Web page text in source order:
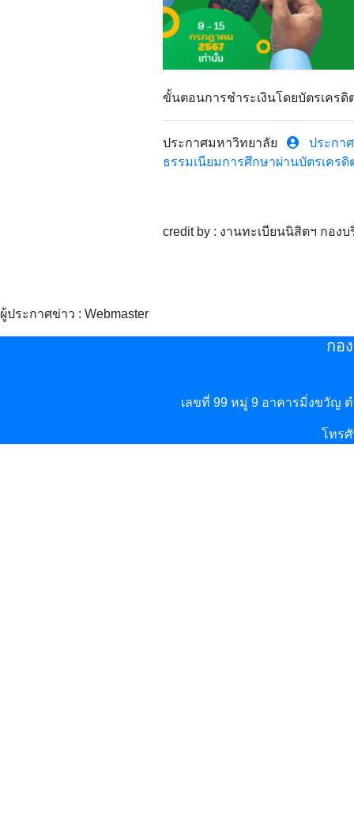
ขั้นตอนการชำระเงินโดยบัตรเครดิ
ประกาศมหาวิทยาลัย
ประกา
ธรรมเนียมการศึกษาผ่านบัตรเครดิ
credit by : งานทะเบียนนิสิตฯ กอง
ผู้ประกาศข่าว : Webmaster
กอ
เลขที่ 99 หมู่ 9 อาคารมิ่งขวัญ
โทรศั